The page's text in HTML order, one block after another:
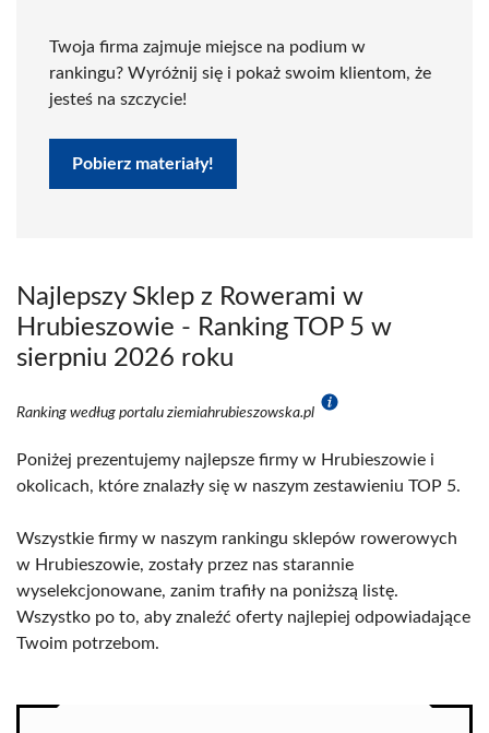
Twoja firma zajmuje miejsce na podium w
rankingu? Wyróżnij się i pokaż swoim klientom, że
jesteś na szczycie!
Pobierz materiały!
Najlepszy Sklep z Rowerami w
Hrubieszowie - Ranking TOP 5 w
sierpniu 2026 roku
Ranking według portalu ziemiahrubieszowska.pl
Poniżej prezentujemy najlepsze firmy w Hrubieszowie i
okolicach, które znalazły się w naszym zestawieniu TOP 5.
Wszystkie firmy w naszym rankingu sklepów rowerowych
w Hrubieszowie, zostały przez nas starannie
wyselekcjonowane, zanim trafiły na poniższą listę.
Wszystko po to, aby znaleźć oferty najlepiej odpowiadające
Twoim potrzebom.